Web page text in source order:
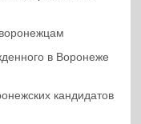
в Воронеже
кандидатов